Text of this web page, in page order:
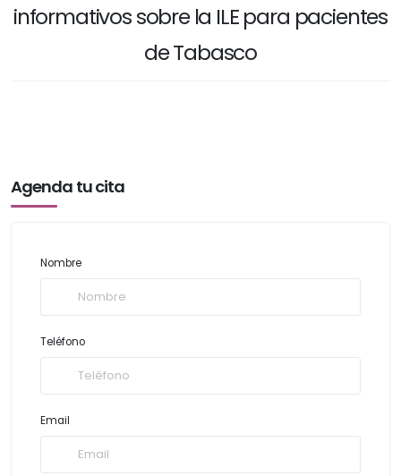
informativos sobre la ILE para pacientes
de Tabasco
Agenda tu cita
Nombre
Teléfono
Email